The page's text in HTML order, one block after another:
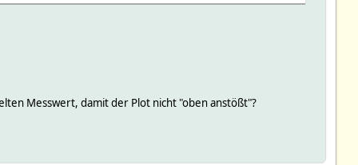
Messwert, damit der Plot nicht "oben anstößt"?